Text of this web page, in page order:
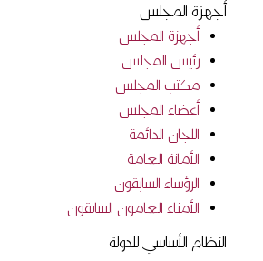
أجهزة المجلس
أجهزة المجلس
رئيس المجلس
مكتب المجلس
أعضاء المجلس
اللجان الدائمة
الأمانة العامة
الرؤساء السابقون
الأمناء العامون السابقون
النظام الأساسي للدولة